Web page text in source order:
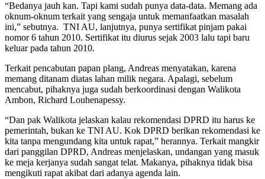
“Bedanya jauh kan. Tapi kami sudah punya data-data. Memang ada
oknum-oknum terkait yang sengaja untuk memanfaatkan masalah
ini,” sebutnya. TNI AU, lanjutnya, punya sertifikat pinjam pakai
nomor 6 tahun 2010. Sertifikat itu diurus sejak 2003 lalu tapi baru
keluar pada tahun 2010.
Terkait pencabutan papan plang, Andreas menyatakan, karena
memang ditanam diatas lahan milik negara. Apalagi, sebelum
mencabut, pihaknya juga sudah berkoordinasi dengan Walikota
Ambon, Richard Louhenapessy.
“Dan pak Walikota jelaskan kalau rekomendasi DPRD itu harus ke
pemerintah, bukan ke TNI AU. Kok DPRD berikan rekomendasi ke
kita tanpa mengundang kita untuk rapat,” herannya. Terkait mangkir
dari panggilan DPRD, Andreas menjelaskan, undangan yang masuk
ke meja kerjanya sudah sangat telat. Makanya, pihaknya tidak bisa
mengikuti rapat akibat dari adanya agenda lain.